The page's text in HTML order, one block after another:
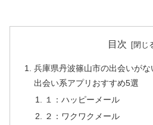
目次
兵庫県丹波篠山市の出会いが
出会い系アプリおすすめ5選
１：ハッピーメール
２：ワクワクメール